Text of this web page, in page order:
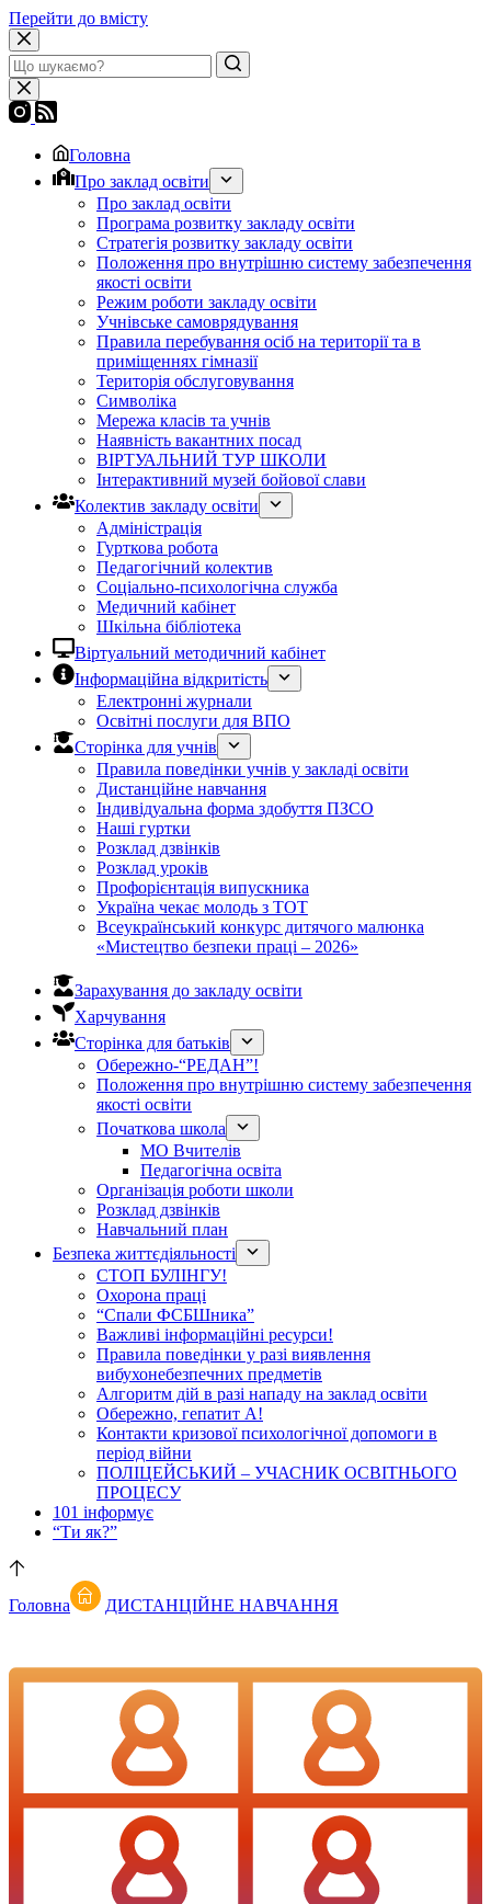
Перейти до вмісту
Головна
Про заклад освіти
Про заклад освіти
Програма розвитку закладу освіти
Стратегія розвитку закладу освіти
Положення про внутрішню систему забезпечення
якості освіти
Режим роботи закладу освіти
Учнівське самоврядування
Правила перебування осіб на території та в
приміщеннях гімназії
Територія обслуговування
Символіка
Мережа класів та учнів
Наявність вакантних посад
ВІРТУАЛЬНИЙ ТУР ШКОЛИ
Інтерактивний музей бойової слави
Колектив закладу освіти
Адміністрація
Гурткова робота
Педагогічний колектив
Соціально-психологічна служба
Медичний кабінет
Шкільна бібліотека
Віртуальний методичний кабінет
Інформаційна відкритість
Електронні журнали
Освітні послуги для ВПО
Сторінка для учнів
Правила поведінки учнів у закладі освіти
Дистанційне навчання
Індивідуальна форма здобуття ПЗСО
Наші гуртки
Розклад дзвінків
Розклад уроків
Профорієнтація випускника
Україна чекає молодь з ТОТ
Всеукраїнський конкурс дитячого малюнка
«Мистецтво безпеки праці – 2026»
Зарахування до закладу освіти
Харчування
Сторінка для батьків
Обережно-“РЕДАН”!
Положення про внутрішню систему забезпечення
якості освіти
Початкова школа
МО Вчителів
Педагогічна освіта
Організація роботи школи
Розклад дзвінків
Навчальний план
Безпека життєдіяльності
СТОП БУЛІНГУ!
Охорона праці
“Спали ФСБШника”
Важливі інформаційні ресурси!
Правила поведінки у разі виявлення
вибухонебезпечних предметів
Алгоритм дій в разі нападу на заклад освіти
Обережно, гепатит А!
Контакти кризової психологічної допомоги в
період війни
ПОЛІЦЕЙСЬКИЙ – УЧАСНИК ОСВІТНЬОГО
ПРОЦЕСУ
101 інформує
“Ти як?”
Головна ДИСТАНЦІЙНЕ НАВЧАННЯ